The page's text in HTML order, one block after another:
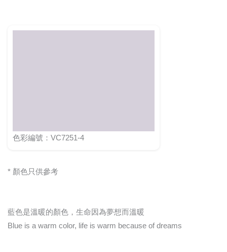
色彩編號：VC7251-4
* 顏色只供參考
藍色是溫暖的顏色，生命因為夢想而溫暖
Blue is a warm color, life is warm because of dreams